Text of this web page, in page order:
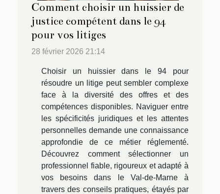
Comment choisir un huissier de
justice compétent dans le 94
pour vos litiges
28 février 2026 21:14
Choisir un huissier dans le 94 pour
résoudre un litige peut sembler complexe
face à la diversité des offres et des
compétences disponibles. Naviguer entre
les spécificités juridiques et les attentes
personnelles demande une connaissance
approfondie de ce métier réglementé.
Découvrez comment sélectionner un
professionnel fiable, rigoureux et adapté à
vos besoins dans le Val-de-Marne à
travers des conseils pratiques, étayés par